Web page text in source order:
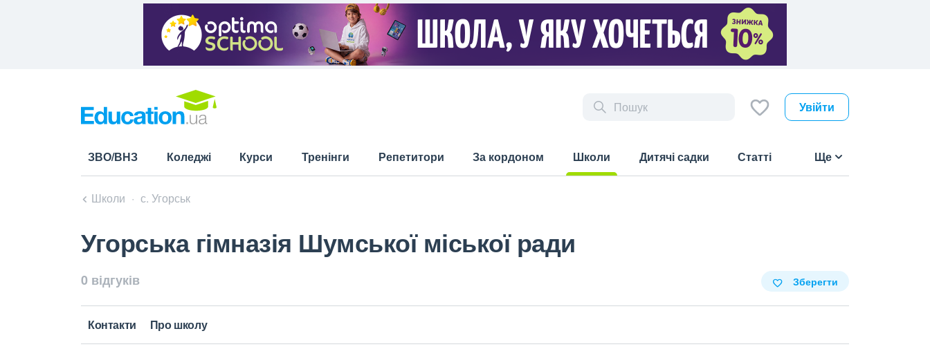
Увійти
ЗВО/ВНЗ Коледжі Курси Тренінги Репетитори За кордоном
Школи
Дитячі садки Статті Ще
Школи с. Угорськ
Угорська гімназія Шумської міської ради
0 відгуків Зберегти
Контакти Про школу